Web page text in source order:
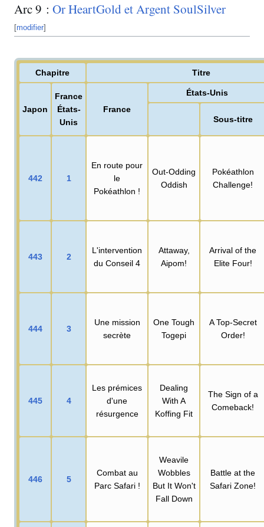
Arc 9 : Or HeartGold et Argent SoulSilver
[modifier]
Chapitre Titre
Japon
France
États-
Unis
France
États-Unis
Sous-titre
442 1
En route pour
le
Pokéathlon !
Out-Odding
Oddish
Pokéathlon
Challenge!
443 2
L'intervention
du Conseil 4
Attaway,
Aipom!
Arrival of the
Elite Four!
444 3
Une mission
secrète
One Tough
Togepi
A Top-Secret
Order!
445 4
Les prémices
d'une
résurgence
Dealing
With A
Koffing Fit
The Sign of a
Comeback!
446 5
Combat au
Parc Safari !
Weavile
Wobbles
But It Won't
Fall Down
Battle at the
Safari Zone!